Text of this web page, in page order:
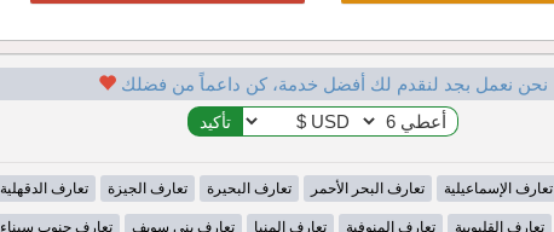
نحن نعمل بجد لنقدم لك أفضل خدمة، كن داعماً من فضلك
تعارف الإسماعيلية تعارف البحر الأحمر تعارف البحيرة تعارف الجيزة تعارف الدقهلية
تعارف القليوبية تعارف المنوفية تعارف المنيا تعارف بني سويف تعارف جنوب سيناء